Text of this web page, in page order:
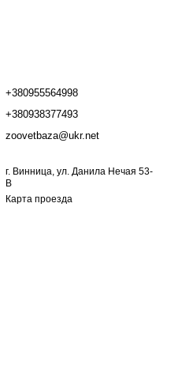
+380955564998
+380938377493
zoovetbaza@ukr.net
г. Винница, ул. Данила Нечая 53-
В
Карта проезда